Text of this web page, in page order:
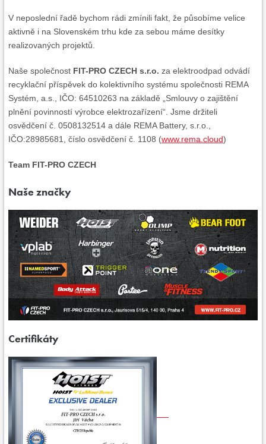
V neposlední řadě bychom rádi zmínili fakt, že působíme velice
aktivně i na Slovenském trhu kde za sebou máme desítky
realizovaných projektů.
Naše společnost FIT-PRO CZECH s.r.o. za elektroodpad odvádí
recyklační příspěvek do kolektivního systému společnosti REMA
Systém, a.s., IČO: 64510263 na základě „Smlouvy o zajištění
plnění povinností výrobce elektrozařízení“. Jsme držiteli
osvědčení č. 0508132514 a dále REMA Battery, s.r.o.,
IČO:28985681, číslo osvědčení č. 1108 (www.rema.cloud)
Team FIT-PRO CZECH
Naše značky
Certifikáty